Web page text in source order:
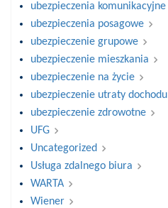
ubezpieczenia komunikacyjne
ubezpieczenia posagowe
ubezpieczenie grupowe
ubezpieczenie mieszkania
ubezpieczenie na życie
ubezpieczenie utraty dochodu
ubezpieczenie zdrowotne
UFG
Uncategorized
Usługa zdalnego biura
WARTA
Wiener